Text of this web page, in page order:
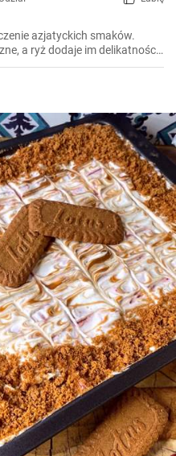
azjatyckich smaków.
a ryż dodaje im delikatności i